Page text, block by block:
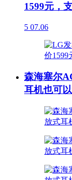
1599元，
5 07.06
森海塞尔
耳机也可